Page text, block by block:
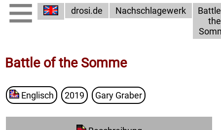
drosi.de Nachschlagewerk
the
Battle of the Somme
Englisch 2019 Gary Graber